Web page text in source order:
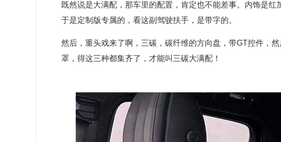
既然说是大满配，那车里的配置，肯定也不能差事。内饰是
于是定制版专属的，看这副驾驶扶手，是带字的。
然后，重头戏来了啊，三碳，碳纤维的方向盘，带GT控件，
罩，得这三种都集齐了，才能叫三碳大满配！